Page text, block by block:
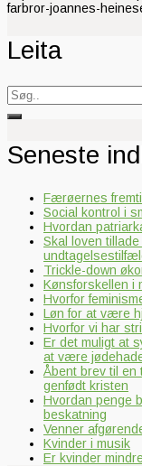
farbror-joannes-
Leita
Search
for:
Seneste
Færøernes
Social kontrol i
Hvordan
Skal loven
Trickle-down
Kønsforskellen i
Hvorfor
Løn for at være
Hvorfor vi har
Er det muligt at
at være
Åbent brev til en
genfødt kristen
Hvordan penge
beskatning
Venner
Kvinder i musik
Er kvinder